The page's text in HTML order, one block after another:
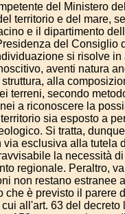
del Ministero
territorio e del mare,
e il dipartimento
del Consiglio
si risolve in
aventi natura
alla
terreni, secondo
a riconoscere la
sia esposto a
Si tratta,
via esclusiva alla tutela
la necessità di
regionale. Peraltro,
non restano estranee
che è previsto il parere
all'art. 63 del decreto